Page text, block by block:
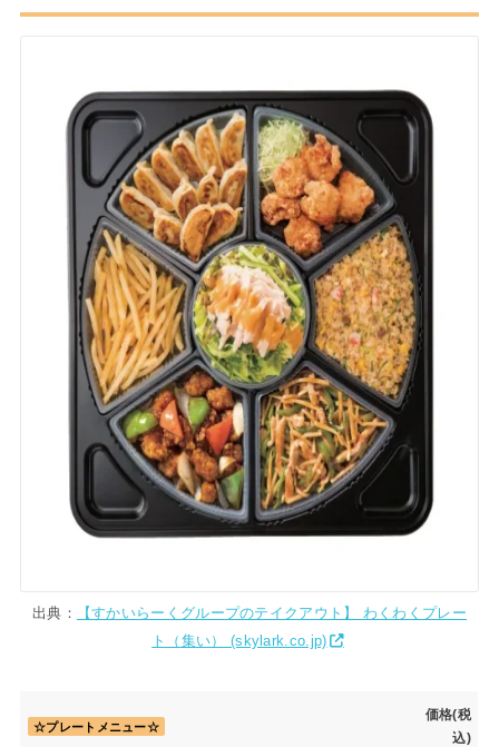
出典：
【すかいらーくグループのテイクアウト】 わくわくプレー
ト（集い） (skylark.co.jp)
☆プレートメニュー☆
価格(税
込)